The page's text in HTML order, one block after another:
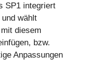
SP1 integriert
und wählt
diesem
bzw.
Anpassungen